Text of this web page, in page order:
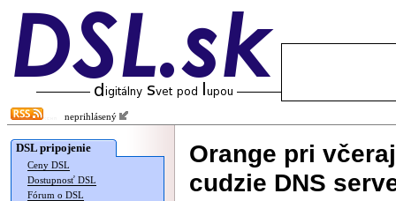
neprihlásený
DSL pripojenie
Ceny DSL
Dostupnosť DSL
Fórum o DSL
Orange pri
cudzie DNS